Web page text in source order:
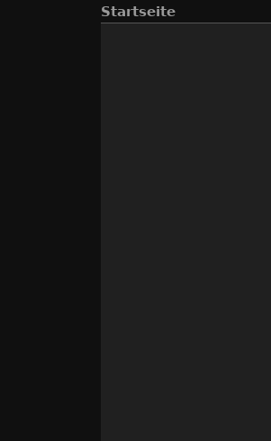
Startseite